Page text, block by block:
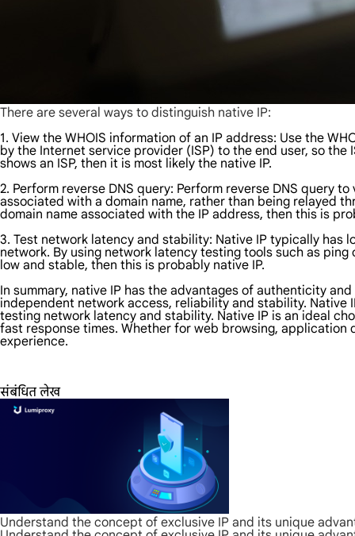
There are several ways to distinguish native IP:
1. View the WHOIS information of an IP address: Use the
by the Internet service provider (ISP) to the end user, so the
shows an ISP, then it is most likely the native IP.
2. Perform reverse DNS query: Perform reverse DNS query
associated with a domain name, rather than being relayed
domain name associated with the IP address, then this is
3. Test network latency and stability: Native IP typically
network. By using network latency testing tools such as
low and stable, then this is probably native IP.
In summary, native IP has the advantages of authenticity
independent network access, reliability and stability. Native
testing network latency and stability. Native IP is an ideal
fast response times. Whether for web browsing,
experience.
संबंधित लेख
Understand the concept of exclusive IP and its unique